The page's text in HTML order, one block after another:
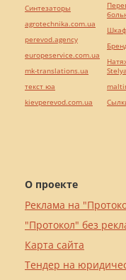
О проекте
Реклама на
"Протокол" без
Карта сайта
Тендер на
Синтезаторы
agrotechnika.com.ua
perevod.agency
europeservice.com.ua
mk-translations.ua
текст юа
kievperevod.com.ua
Stelya